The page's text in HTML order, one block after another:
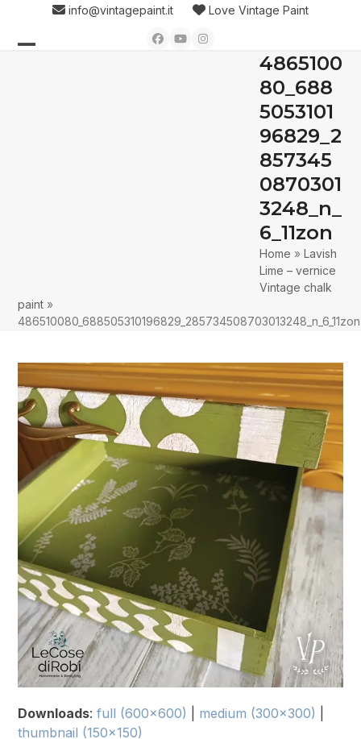
content
info@vintagepaint.it Love Vintage Paint
Facebook
YouTubeInstagram
4865100
80_688
5053101
96829_2
857345
0870301
3248_n_
6_11zon
Home »Lavish
Lime – vernice
Vintage chalk
paint »
486510080_688505310196829_285734508703013248_n_6_11zon
Downloads:full (600x600) medium (300x300)
thumbnail (150x150)